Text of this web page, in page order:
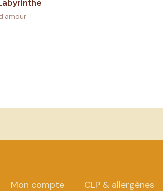
Mon compte CLP & allergènes